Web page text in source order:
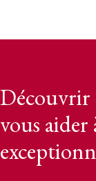
Découvrir
vous aider